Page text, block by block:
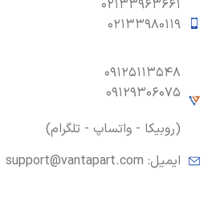
۰۲۱۳۳۹۶۳۶۶۱
۰۲۱۳۳۹۸۰۱۱۹
۰۹۱۲۵۱۱۳۵۴۸
۰۹۱۲۹۳۰۶۰۷۵
(روبیکا - واتساپ - تلگرام)
ایمیل: support@vantapart.com